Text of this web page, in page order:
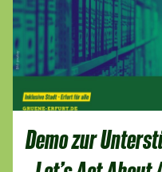
Demo zur